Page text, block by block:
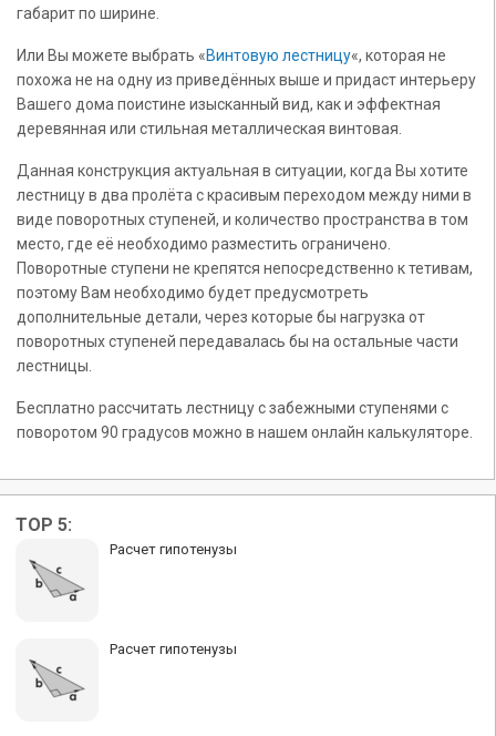
габарит по ширине.
Или Вы можете выбрать «Винтовую лестницу«, которая не
похожа не на одну из приведённых выше и придаст интерьеру
Вашего дома поистине изысканный вид, как и эффектная
деревянная или стильная металлическая винтовая.
Данная конструкция актуальная в ситуации, когда Вы хотите
лестницу в два пролёта с красивым переходом между ними в
виде поворотных ступеней, и количество пространства в том
место, где её необходимо разместить ограничено.
Поворотные ступени не крепятся непосредственно к тетивам,
поэтому Вам необходимо будет предусмотреть
дополнительные детали, через которые бы нагрузка от
поворотных ступеней передавалась бы на остальные части
лестницы.
Бесплатно рассчитать лестницу с забежными ступенями с
поворотом 90 градусов можно в нашем онлайн калькуляторе.
TOP 5:
Расчет гипотенузы
Расчет гипотенузы